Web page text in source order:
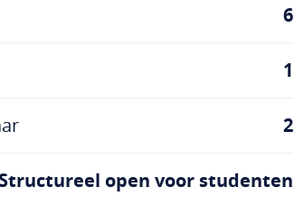
6
1
2
Structureel open voor studenten